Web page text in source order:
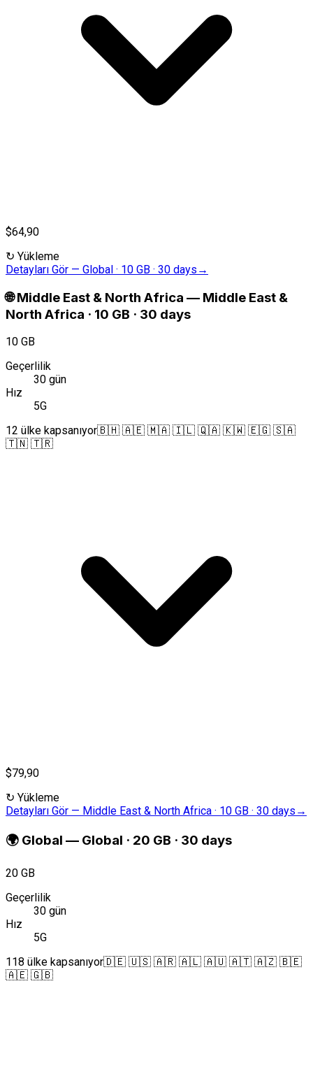
$64,90
↻ Yükleme
Detayları Gör — Global · 10 GB · 30 days →
🌐 Middle East & North Africa — Middle East &
North Africa · 10 GB · 30 days
10 GB
Geçerlilik
30 gün
Hız
5G
12 ülke kapsanıyor🇧🇭 🇦🇪 🇲🇦 🇮🇱 🇶🇦 🇰🇼 🇪🇬 🇸🇦
🇹🇳 🇹🇷
$79,90
↻ Yükleme
Detayları Gör — Middle East & North Africa · 10 GB · 30 days →
🌍 Global — Global · 20 GB · 30 days
20 GB
Geçerlilik
30 gün
Hız
5G
118 ülke kapsanıyor🇩🇪 🇺🇸 🇦🇷 🇦🇱 🇦🇺 🇦🇹 🇦🇿 🇧🇪
🇦🇪 🇬🇧